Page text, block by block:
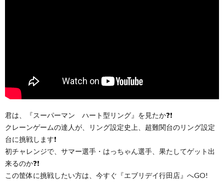
君は、『スーパーマン ハート型リング』を見たか❓❗
クレーンゲームの達人が、リング設定史上、超難関台のリング設定
台に挑戦します❗
初チャレンジで、サマー選手・はっちゃん選手、果たしてゲット出
来るのか❓❗
この筐体に挑戦したい方は、今すぐ『エブリデイ行田店』へGO!